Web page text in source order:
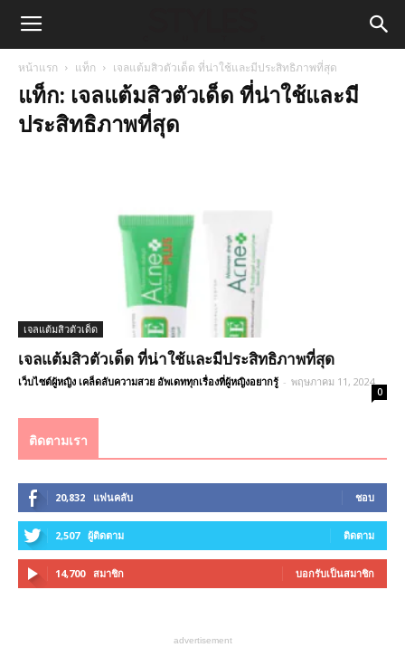
หน้าแรก แท็ก เจลแต้มสิวตัวเด็ด ที่น่าใช้และมีประสิทธิภาพที่สุด
แท็ก: เจลแต้มสิวตัวเด็ด ที่น่าใช้และมี
ประสิทธิภาพที่สุด
เจลแต้มสิวตัวเด็ด
เจลแต้มสิวตัวเด็ด ที่น่าใช้และมีประสิทธิภาพที่สุด
เว็บไซต์ผู้หญิง เคล็ดลับความสวย อัพเดททุกเรื่องที่ผู้หญิงอยากรู้ - พฤษภาคม 11, 2024
0
ติดตามเรา
20,832 แฟนคลับ ชอบ
2,507 ผู้ติดตาม ติดตาม
14,700 สมาชิก บอกรับเป็นสมาชิก
advertisement